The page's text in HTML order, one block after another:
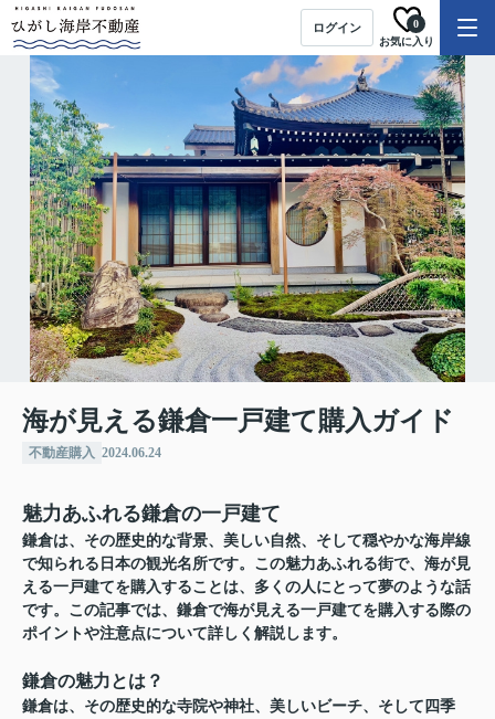
ログイン
お気に入り
0
海が見える鎌倉一戸建て購入ガイド
不動産購入 2024.06.24
魅力あふれる鎌倉の一戸建て
鎌倉は、その歴史的な背景、美しい自然、そして穏やかな海岸線
で知られる日本の観光名所です。この魅力あふれる街で、海が見
える一戸建てを購入することは、多くの人にとって夢のような話
です。この記事では、鎌倉で海が見える一戸建てを購入する際の
ポイントや注意点について詳しく解説します。
鎌倉の魅力とは？
鎌倉は、その歴史的な寺院や神社、美しいビーチ、そして四季